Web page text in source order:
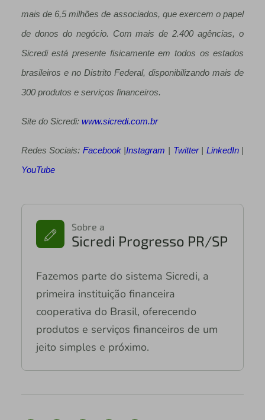
mais de 6,5 milhões de associados, que exercem o papel
de donos do negócio. Com mais de 2.400 agências, o
Sicredi está presente fisicamente em todos os estados
brasileiros e no Distrito Federal, disponibilizando mais de
300 produtos e serviços financeiros.
Site do Sicredi:www.sicredi.com.br
Redes Sociais: Facebook|Instagram Twitter| LinkedIn|
YouTube
Sobre a
Sicredi Progresso PR/SP
Fazemos parte do sistema Sicredi, a
primeira instituição financeira
cooperativa do Brasil, oferecendo
produtos e serviços financeiros de um
jeito simples e próximo.